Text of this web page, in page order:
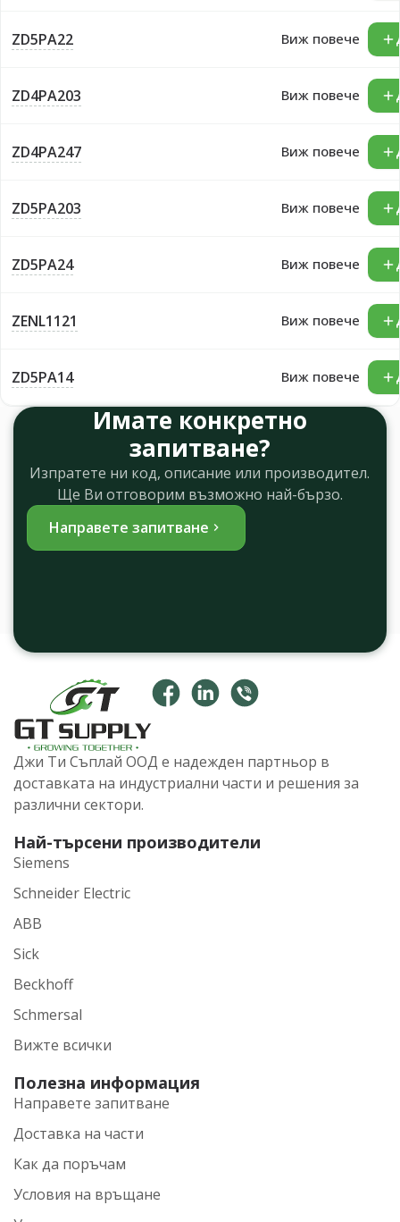
ZD5PA22 Виж повече
ZD4PA203 Виж повече
ZD4PA247 Виж повече
ZD5PA203 Виж повече
ZD5PA24 Виж повече
ZENL1121 Виж повече
ZD5PA14 Виж повече
Имате конкретно
запитване?
Изпратете ни код, описание или производител.
Ще Ви отговорим възможно най-бързо.
Направете запитване
Джи Ти Съплай ООД е надежден партньор в
доставката на индустриални части и решения за
различни сектори.
Най-търсени производители
Siemens
Schneider Electric
ABB
Sick
Beckhoff
Schmersal
Вижте всички
Полезна информация
Направете запитване
Доставка на части
Как да поръчам
Условия на връщане